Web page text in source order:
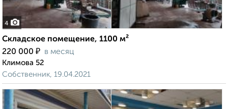
4
Складское помещение, 1100 м²
220 000 ₽ в месяц
Климова 52
Собственник, 19.04.2021